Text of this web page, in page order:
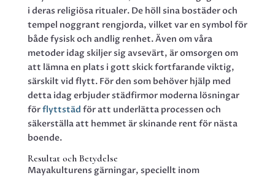
i deras religiösa ritualer. De höll sina bostäder och
tempel noggrant rengjorda, vilket var en symbol för
både fysisk och andlig renhet. Även om våra
metoder idag skiljer sig avsevärt, är omsorgen om
att lämna en plats i gott skick fortfarande viktig,
särskilt vid flytt. För den som behöver hjälp med
detta idag erbjuder städfirmor moderna lösningar
förflyttstäd för att underlätta processen och
säkerställa att hemmet är skinande rent för nästa
boende.
Resultat och Betydelse
Mayakulturens gärningar, speciellt inom